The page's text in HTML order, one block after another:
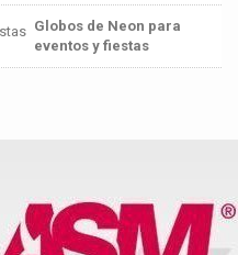
Globos de Neon para
eventos y fiestas